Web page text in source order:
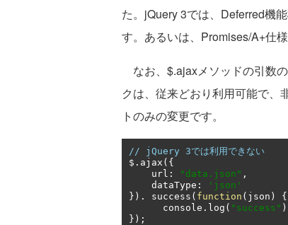
た。jQuery 3では、Deferred機
す。あるいは、Promises/A+仕
なお、$.ajaxメソッドの引数
クは、従来どおり利用可能で、
トのみの変更です。
// jQuery 3では利用できない
$ . ajax ({
    url
: "data.json" ,
    dataType
:
'json'
}).
success ( function ( json )
{
      console
. log ( "success"
});